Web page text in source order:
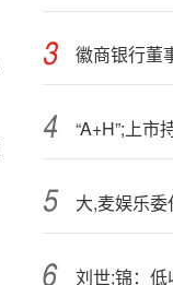
徽商银行董